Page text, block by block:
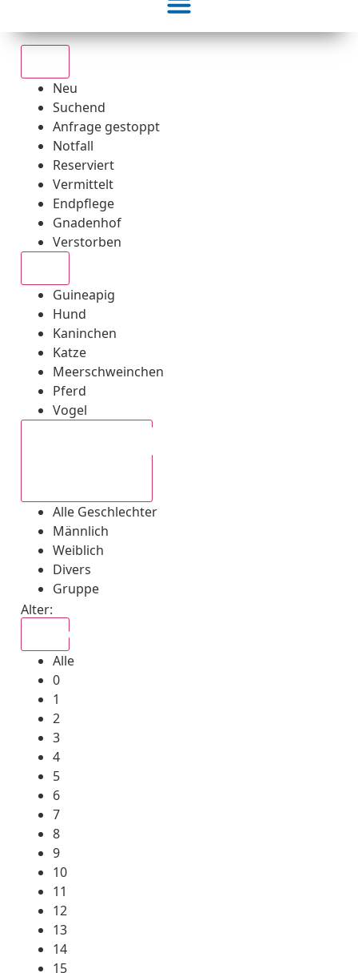
Neu
Suchend
Anfrage gestoppt
Notfall
Reserviert
Vermittelt
Endpflege
Gnadenhof
Verstorben
Guineapig
Hund
Kaninchen
Katze
Meerschweinchen
Pferd
Vogel
Alle Geschlechter
Männlich
Weiblich
Divers
Gruppe
Alter:
Alle
0
1
2
3
4
5
6
7
8
9
10
11
12
13
14
15